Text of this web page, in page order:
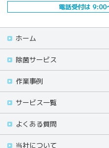
電話受付は 9:00
ホーム
除菌サービス
作業事例
サービス一覧
よくある質問
当社について